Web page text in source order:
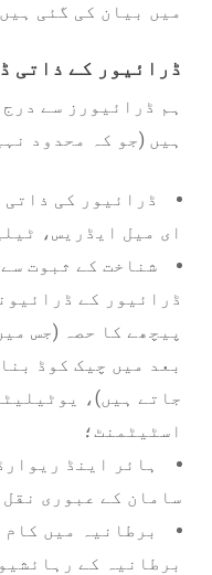
میں بیان کی گئی
ڈرائیور کے ذاتی
ہم ڈرائیورز سے
ہیں (جو کہ محدود
ڈرائیور کی
ای میل ایڈریس،
شناخت کے ثبوت
ڈرائیور کے
پیچھے کا حصہ (جس
بعد میں چیک کوڈ
جاتے ہیں)،
اسٹیٹمنٹ؛
ہائر اینڈ
سامان کے عبوری
برطانیہ میں
برطانیہ کے